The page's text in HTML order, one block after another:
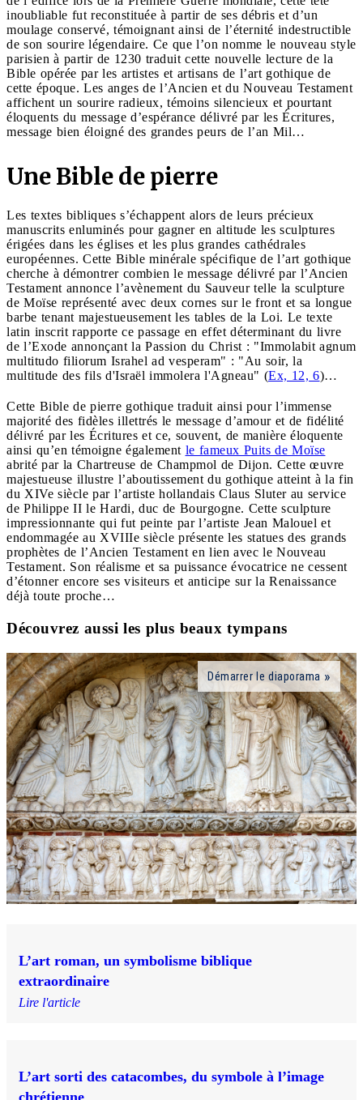
inoubliable fut reconstituée à partir de ses débris et d’un
moulage conservé, témoignant ainsi de l’éternité indestructible
de son sourire légendaire. Ce que l’on nomme le nouveau style
parisien à partir de 1230 traduit cette nouvelle lecture de la
Bible opérée par les artistes et artisans de l’art gothique de
cette époque. Les anges de l’Ancien et du Nouveau Testament
affichent un sourire radieux, témoins silencieux et pourtant
éloquents du message d’espérance délivré par les Écritures,
message bien éloigné des grandes peurs de l’an Mil…
Une Bible de pierre
Les textes bibliques s’échappent alors de leurs précieux
manuscrits enluminés pour gagner en altitude les sculptures
érigées dans les églises et les plus grandes cathédrales
européennes. Cette Bible minérale spécifique de l’art gothique
cherche à démontrer combien le message délivré par l’Ancien
Testament annonce l’avènement du Sauveur telle la sculpture
de Moïse représenté avec deux cornes sur le front et sa longue
barbe tenant majestueusement les tables de la Loi. Le texte
latin inscrit rapporte ce passage en effet déterminant du livre
de l’Exode annonçant la Passion du Christ : "Immolabit agnum
multitudo filiorum Israhel ad vesperam" : "Au soir, la
multitude des fils d'Israël immolera l'Agneau" (Ex, 12, 6)…
Cette Bible de pierre gothique traduit ainsi pour l’immense
majorité des fidèles illettrés le message d’amour et de fidélité
délivré par les Écritures et ce, souvent, de manière éloquente
ainsi qu’en témoigne également le fameux Puits de Moïse
abrité par la Chartreuse de Champmol de Dijon. Cette œuvre
majestueuse illustre l’aboutissement du gothique atteint à la fin
du XIVe siècle par l’artiste hollandais Claus Sluter au service
de Philippe II le Hardi, duc de Bourgogne. Cette sculpture
impressionnante qui fut peinte par l’artiste Jean Malouel et
endommagée au XVIIIe siècle présente les statues des grands
prophètes de l’Ancien Testament en lien avec le Nouveau
Testament. Son réalisme et sa puissance évocatrice ne cessent
d’étonner encore ses visiteurs et anticipe sur la Renaissance
déjà toute proche…
Découvrez aussi les plus beaux tympans
Démarrer le diaporama
L’art roman, un symbolisme biblique
extraordinaire
Lire l'article
L’art sorti des catacombes, du symbole à l’image
chrétienne